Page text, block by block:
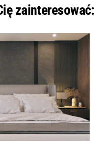
zainteresować: